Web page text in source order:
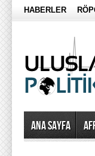
HABERLER
Ana Sayfa